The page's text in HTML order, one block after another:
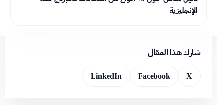
الإنجليزية
شارك هذا المقال
X
Facebook
LinkedIn